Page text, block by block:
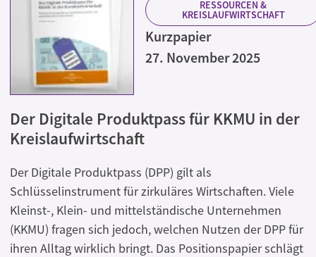
RESSOURCEN &
KREISLAUFWIRTSCHAFT
Kurzpapier
27. November 2025
Der Digitale Produktpass für KKMU in der
Kreislaufwirtschaft
Der Digitale Produktpass (DPP) gilt als
Schlüsselinstrument für zirkuläres Wirtschaften. Viele
Kleinst-, Klein- und mittelständische Unternehmen
(KKMU) fragen sich jedoch, welchen Nutzen der DPP für
ihren Alltag wirklich bringt. Das Positionspapier schlägt